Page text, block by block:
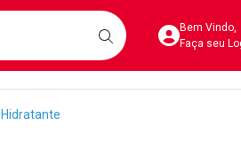
BUSCAR
Bem Vindo,
Faça seu
Breadcrumb
Hidratante